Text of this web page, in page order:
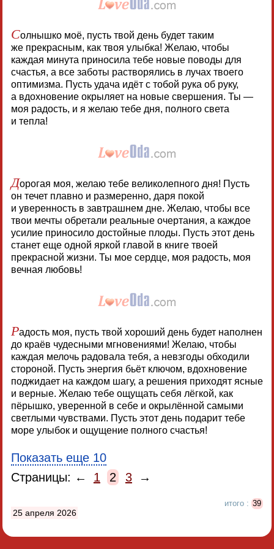
Солнышко моё, пусть твой день будет таким
же прекрасным, как твоя улыбка! Желаю, чтобы
каждая минута приносила тебе новые поводы для
счастья, а все заботы растворялись в лучах твоего
оптимизма. Пусть удача идёт с тобой рука об руку,
а вдохновение окрыляет на новые свершения. Ты —
моя радость, и я желаю тебе дня, полного света
и тепла!
Дорогая моя, желаю тебе великолепного дня! Пусть
он течет плавно и размеренно, даря покой
и уверенность в завтрашнем дне. Желаю, чтобы все
твои мечты обретали реальные очертания, а каждое
усилие приносило достойные плоды. Пусть этот день
станет еще одной яркой главой в книге твоей
прекрасной жизни. Ты мое сердце, моя радость, моя
вечная любовь!
Радость моя, пусть твой хороший день будет наполнен
до краёв чудесными мгновениями! Желаю, чтобы
каждая мелочь радовала тебя, а невзгоды обходили
стороной. Пусть энергия бьёт ключом, вдохновение
поджидает на каждом шагу, а решения приходят ясные
и верные. Желаю тебе ощущать себя лёгкой, как
пёрышко, уверенной в себе и окрылённой самыми
светлыми чувствами. Пусть этот день подарит тебе
море улыбок и ощущение полного счастья!
Показать еще 10
Страницы: ←
1 2 3 →
итого : 39
25 апреля 2026